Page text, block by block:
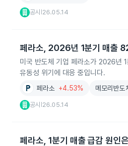
공시 26.05.14
페라소, 2026년 1분기 매출
미국 반도체 기업 페라소가 2026년
유동성 위기에 대응 중입니다.
페라소 +4.53% 메모리반도
공시 26.05.14
페라소, 1분기 매출 급감 원인